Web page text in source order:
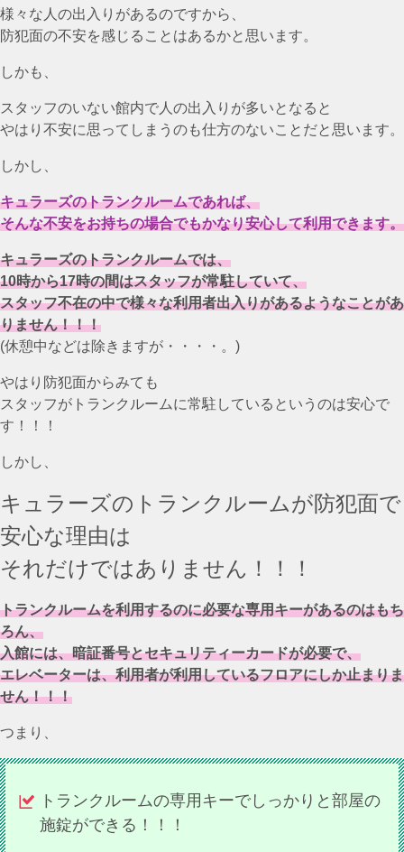
様々な人の出入りがあるのですから、
防犯面の不安を感じることはあるかと思います。
しかも、
スタッフのいない館内で人の出入りが多いとなると
やはり不安に思ってしまうのも仕方のないことだと思います。
しかし、
キュラーズのトランクルームであれば、
そんな不安をお持ちの場合でもかなり安心して利用できます。
キュラーズのトランクルームでは、
10時から17時の間はスタッフが常駐していて、
スタッフ不在の中で様々な利用者出入りがあるようなことがあ
りません！！！
(休憩中などは除きますが・・・・。)
やはり防犯面からみても
スタッフがトランクルームに常駐しているというのは安心で
す！！！
しかし、
キュラーズのトランクルームが防犯面で
安心な理由は
それだけではありません！！！
トランクルームを利用するのに必要な専用キーがあるのはもち
ろん、
入館には、暗証番号とセキュリティーカードが必要で、
エレベーターは、利用者が利用しているフロアにしか止まりま
せん！！！
つまり、
トランクルームの専用キーでしっかりと部屋の
施錠ができる！！！